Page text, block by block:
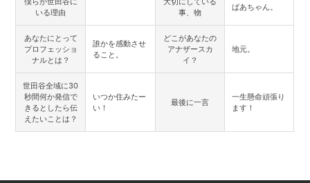
いる理由
事、物
ばあちゃん。
あなたにとって
プロフェッショ
ナルとは？
誰かを感動させ
ること。
どこがあなたの
アナザースカ
イ？
地元。
世田谷全域に30
秒間何か発信で
きるとしたら伝
えたいことは？
いつか住みたー
い！
最後に一言
一生懸命頑張り
ます！